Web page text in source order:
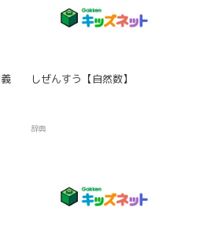
しぜんすう【自然数】
辞典